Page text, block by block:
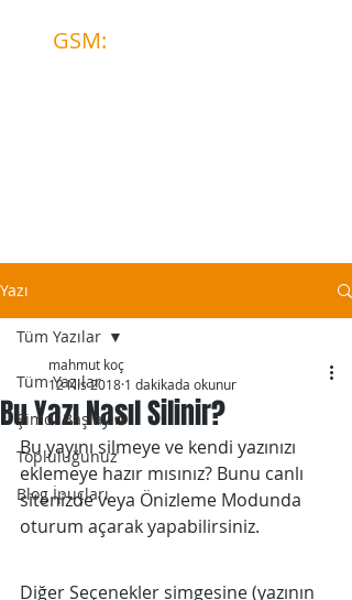
GSM:
Yazı
Tüm Yazılar
Şimdi Başlayın
Topluluğunuz
Blog İpuçları
Tüm Yazılar
Bu Yazı Nasıl Silinir?
mahmut koç
12 Nis 2018 1 dakikada okunur
Bu yayını silmeye ve kendi yazınızı
eklemeye hazır mısınız? Bunu canlı
sitenizde veya Önizleme Modunda
oturum açarak yapabilirsiniz.
Diğer Seçenekler simgesine (yazının